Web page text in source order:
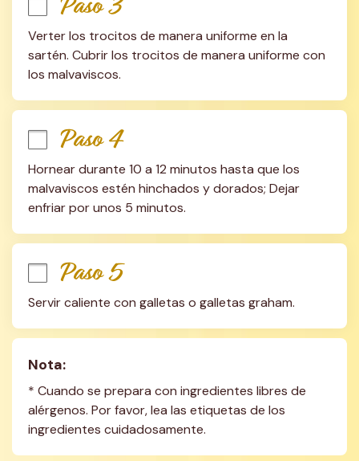
Verter los trocitos de manera uniforme en la
sartén. Cubrir los trocitos de manera uniforme con
los malvaviscos.
Paso 4
Hornear durante 10 a 12 minutos hasta que los
malvaviscos estén hinchados y dorados; Dejar
enfriar por unos 5 minutos.
Paso 5
Servir caliente con galletas o galletas graham.
Nota:
* Cuando se prepara con ingredientes libres de
alérgenos. Por favor, lea las etiquetas de los
ingredientes cuidadosamente.